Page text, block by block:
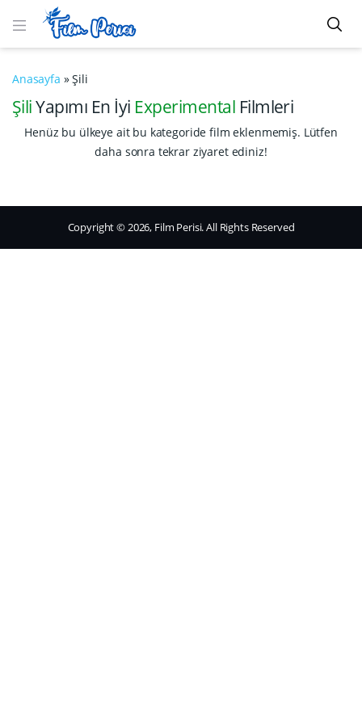
Anasayfa »Şili
ŞiliYapımı En İyi Experimental Filmleri
Henüz bu ülkeye ait bu kategoride film eklenmemiş. Lütfen
daha sonra tekrar ziyaret ediniz!
Copyright © 2026, Film Perisi. All Rights Reserved